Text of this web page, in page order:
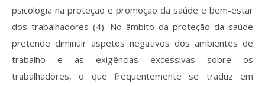
psicologia na proteção e promoção da saúde e bem-estar
dos trabalhadores (4). No âmbito da proteção da saúde
pretende diminuir aspetos negativos dos ambientes de
trabalho e as exigências excessivas sobre os
trabalhadores, o que frequentemente se traduz em